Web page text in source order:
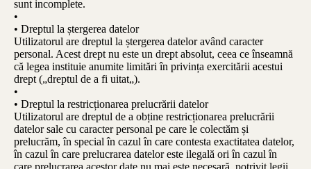
sunt incomplete.
•
• Dreptul la ștergerea datelor
Utilizatorul are dreptul la ștergerea datelor având caracter
personal. Acest drept nu este un drept absolut, ceea ce înseamnă
că legea instituie anumite limitări în privința exercitării acestui
drept („dreptul de a fi uitat„).
•
• Dreptul la restricționarea prelucrării datelor
Utilizatorul are dreptul de a obține restricționarea prelucrării
datelor sale cu caracter personal pe care le colectăm și
prelucrăm, în special în cazul în care contesta exactitatea datelor,
în cazul în care prelucrarea datelor este ilegală ori în cazul în
care prelucrarea acestor date nu mai este necesară, potrivit legii.